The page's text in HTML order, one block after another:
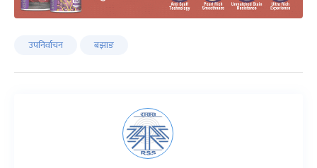
उपनिर्वाचन बझाङ